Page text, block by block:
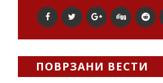
ПОВРЗАНИ ВЕСТИ